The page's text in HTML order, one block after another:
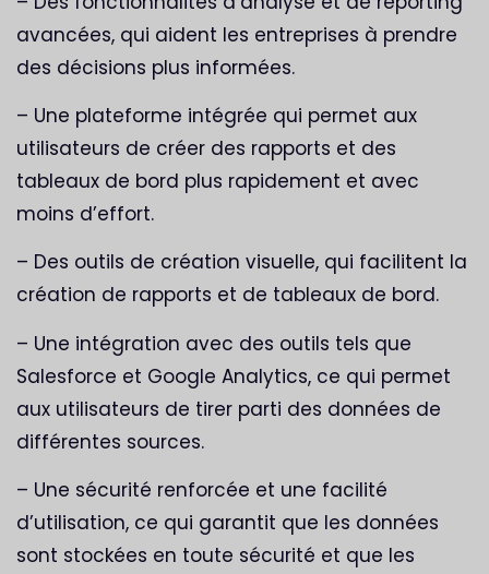
avancées, qui aident les entreprises à prendre
des décisions plus informées.
– Une plateforme intégrée qui permet aux
utilisateurs de créer des rapports et des
tableaux de bord plus rapidement et avec
moins d’effort.
– Des outils de création visuelle, qui facilitent la
création de rapports et de tableaux de bord.
– Une intégration avec des outils tels que
Salesforce et Google Analytics, ce qui permet
aux utilisateurs de tirer parti des données de
différentes sources.
– Une sécurité renforcée et une facilité
d’utilisation, ce qui garantit que les données
sont stockées en toute sécurité et que les